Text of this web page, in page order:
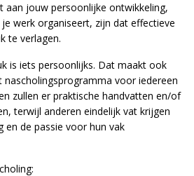
aan jouw persoonlijke ontwikkeling,
werk organiseert, zijn dat effectieve
te verlagen.
is iets persoonlijks. Dat maakt ook
voor iedereen
zullen er praktische handvatten en/of
terwijl anderen eindelijk vat krijgen
en de passie voor hun vak